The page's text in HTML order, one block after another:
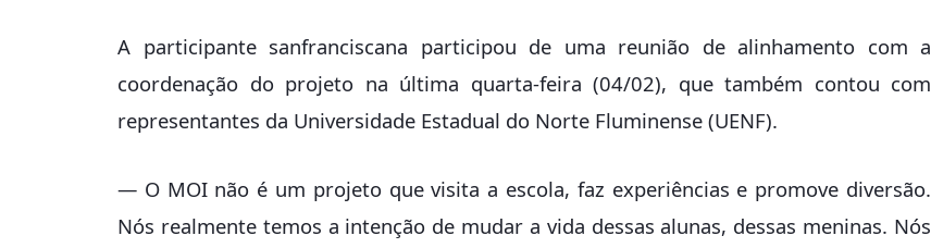
A participante sanfranciscana participou de uma reunião de alinhamento com a
coordenação do projeto na última quarta-feira (04/02), que também contou com
representantes da Universidade Estadual do Norte Fluminense (UENF).
— O MOI não é um projeto que visita a escola, faz experiências e promove diversão.
Nós realmente temos a intenção de mudar a vida dessas alunas, dessas meninas. Nós